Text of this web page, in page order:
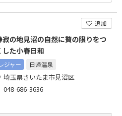
追加
寂の地見沼の自然に贅の限りをつ
した小春日和
レジャー 日帰温泉
埼玉県さいたま市見沼区
048-686-3636